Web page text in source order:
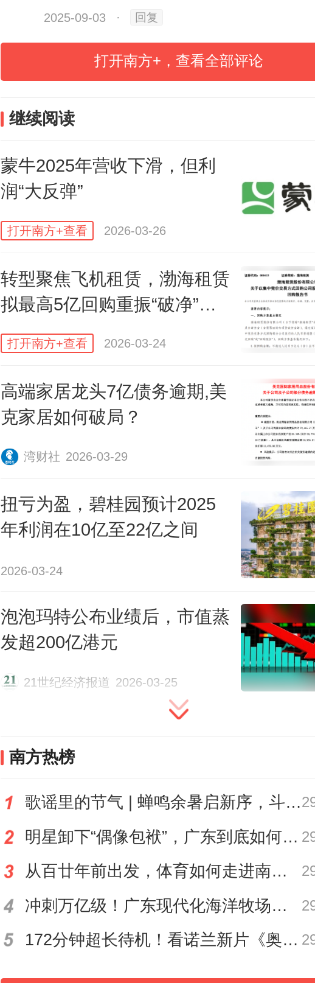
总的来说，老大碧桂园规模最大，压
大；老二雅居乐看得出在努力提质增效
降债，但净资产降幅较大，后面还得加
三合生和老四富力规模接近，但老四的
重，由此可见，“四虎”中合生仍有较大潜
上近年在产品力建设方面并没有明显掉
有奋起赶超的实力。
数据来源：东方财富网、企业公告，制表：南方
库
让我们具体来说一说。
老大碧桂园块头和力量还是传统“四虎”里
的，2025年上半年碧桂园实现营业收入
约9093亿元，高于总负债金额，净资产
2025-09-03 · 回复
打开南方+，查看全部评论
继续阅读
蒙牛2025年营收下滑，但利
润“大反弹”
打开南方+查看 2026-03-26
转型聚焦飞机租赁，渤海租赁
拟最高5亿回购重振“破净”估
值
打开南方+查看 2026-03-24
高端家居龙头7亿债务逾期,美
克家居如何破局？
湾财社 2026-03-29
扭亏为盈，碧桂园预计2025
年利润在10亿至22亿之间
2026-03-24
泡泡玛特公布业绩后，市值蒸
发超200亿港元
21世纪经济报道 2026-03-25
南方热榜
歌谣里的节气 | 蝉鸣余暑启新序，斗指西南迎立秋
明星卸下“偶像包袱”，广东到底如何让人变松弛？ | 好看·南方号
从百廿年前出发，体育如何走进南粤普通人的生活？
冲刺万亿级！广东现代化海洋牧场建设提速
172分钟超长待机！看诺兰新片《奥德赛》前需要了解这三件事→